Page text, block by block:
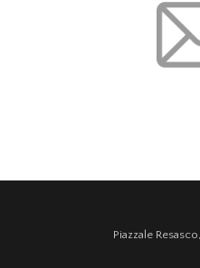
Piazzale